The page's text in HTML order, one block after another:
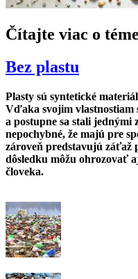
Čítajte viac o téme
Bez plastu
Plasty sú syntetické
Vďaka svojim vlastnostiam
a postupne sa stali jednými
nepochybné, že majú pre
zároveň predstavujú záťaž
dôsledku môžu ohrozovať
človeka.